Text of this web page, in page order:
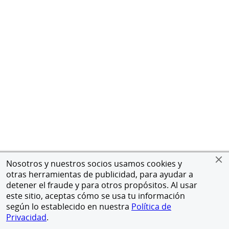
Nosotros y nuestros socios usamos cookies y
otras herramientas de publicidad, para ayudar a
detener el fraude y para otros propósitos. Al usar
este sitio, aceptas cómo se usa tu información
según lo establecido en nuestra Política de
Privacidad.